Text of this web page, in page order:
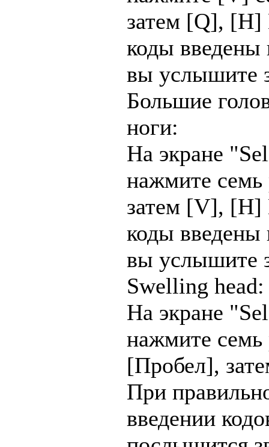
затем [Q], [H]
коды введены
вы услышите
Большие
ноги:
На экране
нажмите семь
затем [V], [H]
коды введены
вы услышите
Swelling head:
На экране
нажмите семь
[Пробел],
При
введении